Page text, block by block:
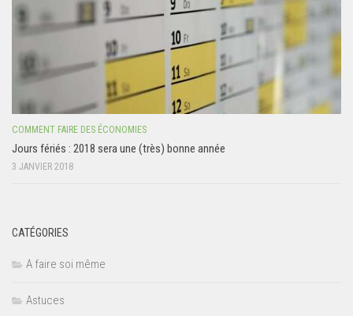
COMMENT FAIRE DES ÉCONOMIES
Jours fériés : 2018 sera une (très) bonne année
3 JANVIER 2018
CATÉGORIES
A faire soi même
Astuces